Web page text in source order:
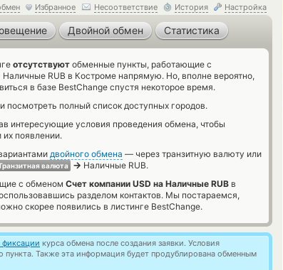
Избранное Несоответствие История Настройка
Двойной обмен Статистика
отсутствуют обменные пункты, работающие с
Наличные RUB в Костроме напрямую. Но, вполне вероятно,
в базе BestChange спустя некоторое время.
посмотреть полный список доступных городов.
интересующие условия проведения обмена, чтобы
их появлении.
двойного обмена — через транзитную валюту или
валюта → Наличные RUB.
с обменом Счет компании USD на Наличные RUB в
разделом контактов. Мы постараемся,
скорее появились в листинге BestChange.
фиксации курса обмена после создания заявки. Условия
пункта. Также эта информация будет продублирована обменным